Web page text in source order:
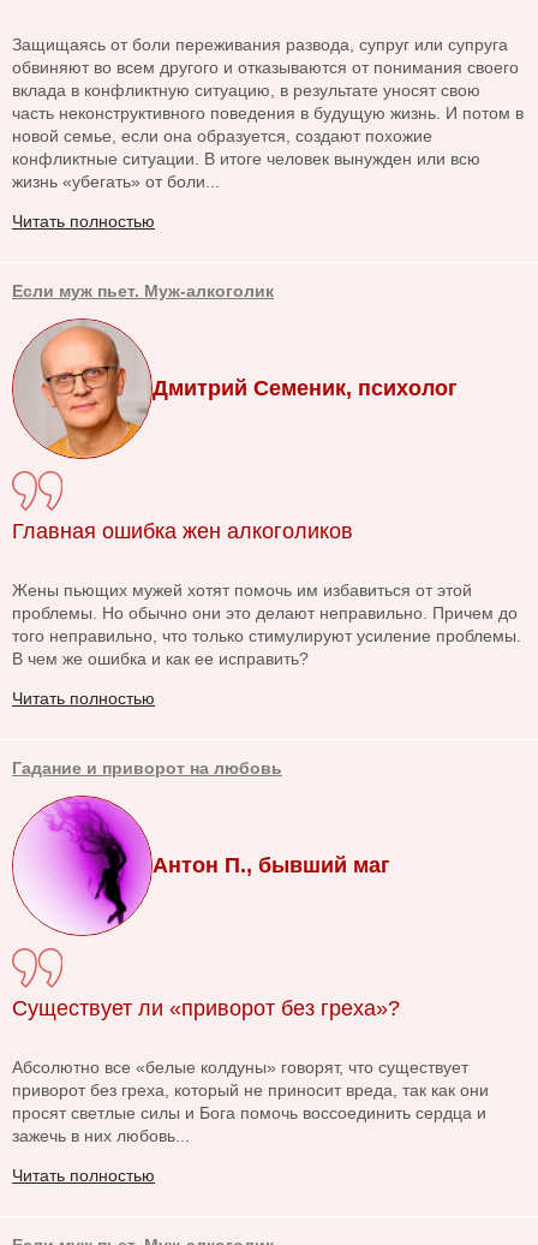
Защищаясь от боли переживания развода, супруг или супруга
обвиняют во всем другого и отказываются от понимания своего
вклада в конфликтную ситуацию, в результате уносят свою
часть неконструктивного поведения в будущую жизнь. И потом в
новой семье, если она образуется, создают похожие
конфликтные ситуации. В итоге человек вынужден или всю
жизнь «убегать» от боли...
Читать полностью
Если муж пьет. Муж-алкоголик
Дмитрий Семеник, психолог
Главная ошибка жен алкоголиков
Жены пьющих мужей хотят помочь им избавиться от этой
проблемы. Но обычно они это делают неправильно. Причем до
того неправильно, что только стимулируют усиление проблемы.
В чем же ошибка и как ее исправить?
Читать полностью
Гадание и приворот на любовь
Антон П., бывший маг
Существует ли «приворот без греха»?
Абсолютно все «белые колдуны» говорят, что существует
приворот без греха, который не приносит вреда, так как они
просят светлые силы и Бога помочь воссоединить сердца и
зажечь в них любовь...
Читать полностью